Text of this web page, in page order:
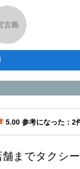
古島
5.00 参考になった： 2
までタクシ